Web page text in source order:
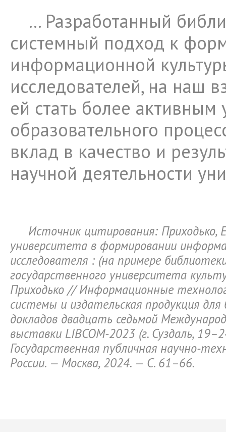
… Разработанный
системный подход к
информационной
исследователей, на наш
ей стать более активным
образовательного
вклад в качество и
научной деятельности
Источник цитирования: Приходько,
университета в формировании
исследователя : (на примере
государственного университета
Приходько // Информационные
системы и издательская продукция
докладов двадцать седьмой
выставки LIBCOM-2023 (г. Суздаль,
Государственная публичная научно-
России. — Москва, 2024. — С. 61–66.